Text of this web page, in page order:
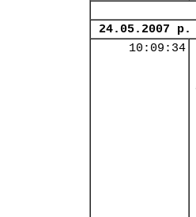
24.05.2007 р.
10:09:34